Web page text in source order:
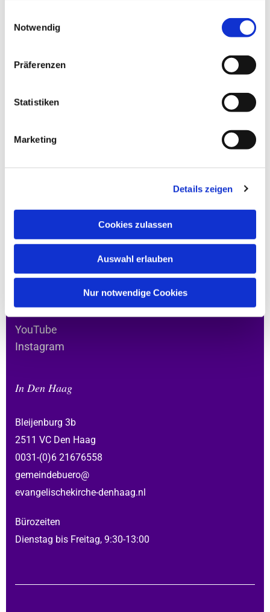
Notwendig
Präferenzen
Statistiken
Marketing
Details zeigen
Cookies zulassen
Auswahl erlauben
Nur notwendige Cookies
Auf dieser Website
Feiern
Hingehen
In den sozialen Medien
YouTube
Instagram
In Den Haag
Bleijenburg 3b
2511 VC Den Haag
0031-(0)6 21676558
gemeindebuero@
evangelischekirche-denhaag.nl
Bürozeiten
Dienstag bis Freitag, 9:30-13:00